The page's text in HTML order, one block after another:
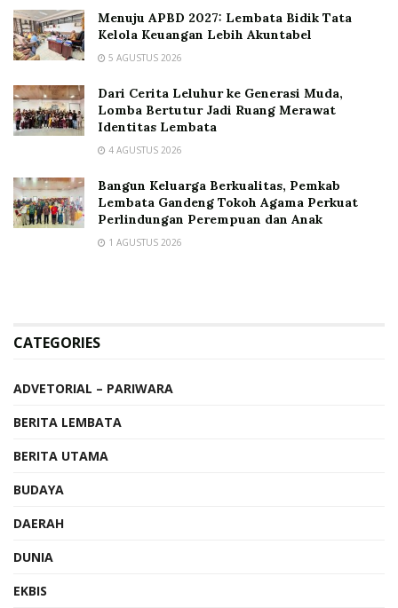
Menuju APBD 2027: Lembata Bidik Tata
Kelola Keuangan Lebih Akuntabel
5 AGUSTUS 2026
Dari Cerita Leluhur ke Generasi Muda,
Lomba Bertutur Jadi Ruang Merawat
Identitas Lembata
4 AGUSTUS 2026
Bangun Keluarga Berkualitas, Pemkab
Lembata Gandeng Tokoh Agama Perkuat
Perlindungan Perempuan dan Anak
1 AGUSTUS 2026
CATEGORIES
ADVETORIAL – PARIWARA
BERITA LEMBATA
BERITA UTAMA
BUDAYA
DAERAH
DUNIA
EKBIS